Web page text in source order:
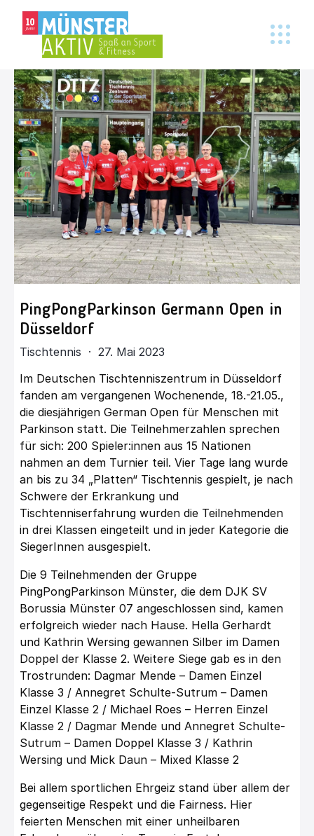
PingPongParkinson Germann Open in
Düsseldorf
Tischtennis · 27. Mai 2023
Im Deutschen Tischtenniszentrum in Düsseldorf
fanden am vergangenen Wochenende, 18.-21.05.,
die diesjährigen German Open für Menschen mit
Parkinson statt. Die Teilnehmerzahlen sprechen
für sich: 200 Spieler:innen aus 15 Nationen
nahmen an dem Turnier teil. Vier Tage lang wurde
an bis zu 34 „Platten“ Tischtennis gespielt, je nach
Schwere der Erkrankung und
Tischtenniserfahrung wurden die Teilnehmenden
in drei Klassen eingeteilt und in jeder Kategorie die
SiegerInnen ausgespielt.
Die 9 Teilnehmenden der Gruppe
PingPongParkinson Münster, die dem DJK SV
Borussia Münster 07 angeschlossen sind, kamen
erfolgreich wieder nach Hause. Hella Gerhardt
und Kathrin Wersing gewannen Silber im Damen
Doppel der Klasse 2. Weitere Siege gab es in den
Trostrunden: Dagmar Mende – Damen Einzel
Klasse 3 / Annegret Schulte-Sutrum – Damen
Einzel Klasse 2 / Michael Roes – Herren Einzel
Klasse 2 / Dagmar Mende und Annegret Schulte-
Sutrum – Damen Doppel Klasse 3 / Kathrin
Wersing und Mick Daun – Mixed Klasse 2
Bei allem sportlichen Ehrgeiz stand über allem der
gegenseitige Respekt und die Fairness. Hier
feierten Menschen mit einer unheilbaren